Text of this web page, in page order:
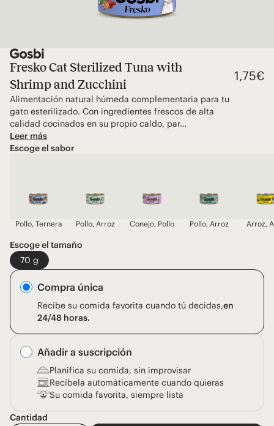
Fresko Cat Sterilized Tuna with
Shrimp and Zucchini
1,75€
Alimentación natural húmeda complementaria para tu
gato esterilizado. Con ingredientes frescos de alta
calidad cocinados en su propio caldo, par…
Leer más
Escoge el sabor
Pollo, Ternera Pollo, Arroz Conejo, Pollo Pollo, Arroz Arroz,
Escoge el tamaño
70 g
Compra única
Recibe su comida favorita cuando tú decidas,en
24/48 horas.
Añadir a suscripción
Planifica su comida, sin improvisar
Recíbela automáticamente cuando quieras
Su comida favorita, siempre lista
Cantidad